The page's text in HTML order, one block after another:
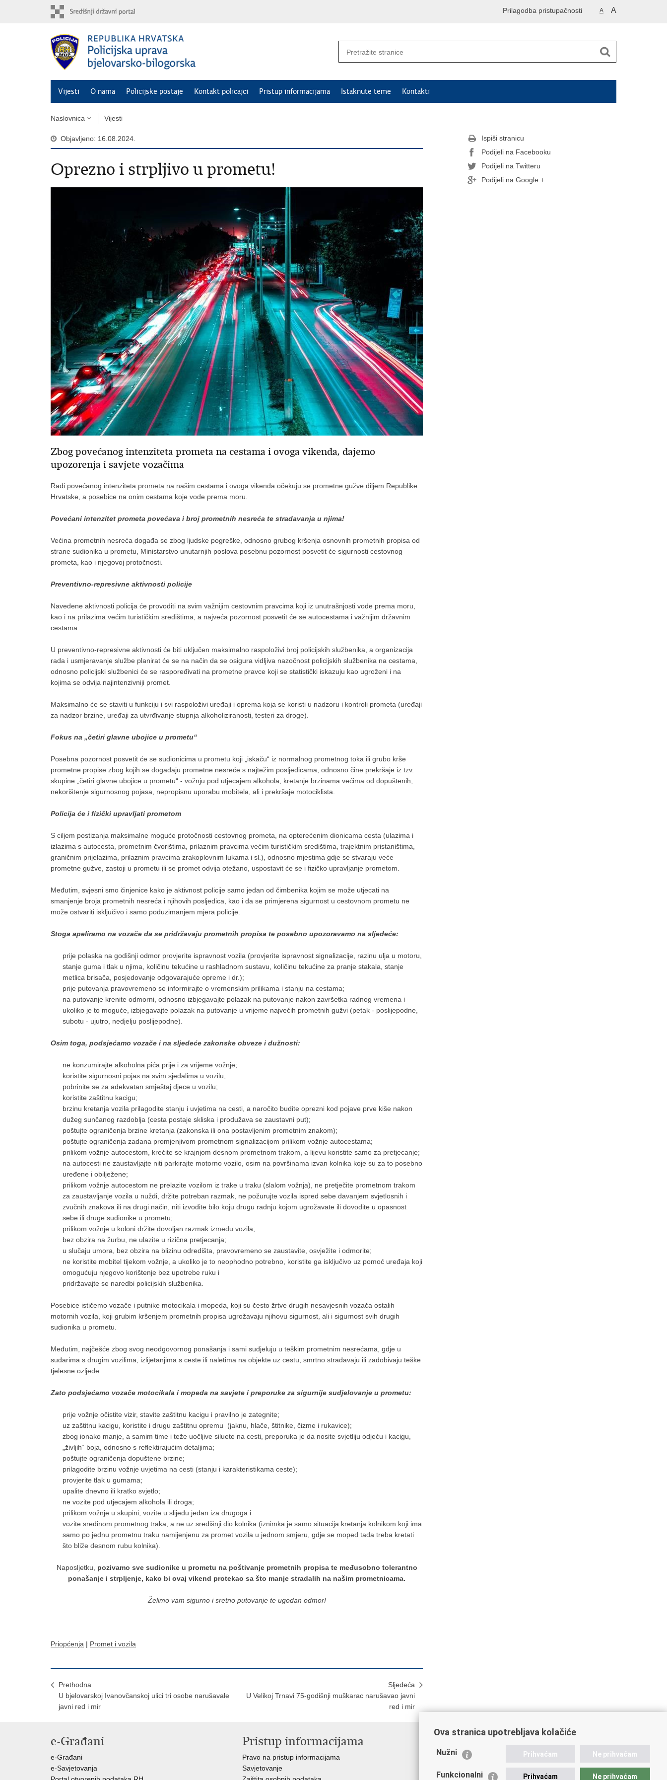
A A
Prilagodba pristupačnosti
Vijesti O nama Policijske postaje Kontakt policajci Pristup informacijama Istaknute teme Kontakti
Naslovnica Vijesti
Objavljeno: 16.08.2024.
Oprezno i strpljivo u prometu!
Zbog povećanog intenziteta prometa na cestama i ovoga vikenda, dajemo
upozorenja i savjete vozačima
Radi povećanog intenziteta prometa na našim cestama i ovoga vikenda očekuju se prometne gužve diljem Republike
Hrvatske, a posebice na onim cestama koje vode prema moru.
Povećani intenzitet prometa povećava i broj prometnih nesreća te stradavanja u njima!
Većina prometnih nesreća događa se zbog ljudske pogreške, odnosno grubog kršenja osnovnih prometnih propisa od
strane sudionika u prometu, Ministarstvo unutarnjih poslova posebnu pozornost posvetit će sigurnosti cestovnog
prometa, kao i njegovoj protočnosti.
Preventivno-represivne aktivnosti policije
Navedene aktivnosti policija će provoditi na svim važnijim cestovnim pravcima koji iz unutrašnjosti vode prema moru,
kao i na prilazima većim turističkim središtima, a najveća pozornost posvetit će se autocestama i važnijim državnim
cestama.
U preventivno-represivne aktivnosti će biti uključen maksimalno raspoloživi broj policijskih službenika, a organizacija
rada i usmjeravanje službe planirat će se na način da se osigura vidljiva nazočnost policijskih službenika na cestama,
odnosno policijski službenici će se raspoređivati na prometne pravce koji se statistički iskazuju kao ugroženi i na
kojima se odvija najintenzivniji promet.
Maksimalno će se staviti u funkciju i svi raspoloživi uređaji i oprema koja se koristi u nadzoru i kontroli prometa (uređaji
za nadzor brzine, uređaji za utvrđivanje stupnja alkoholiziranosti, testeri za droge).
Fokus na „četiri glavne ubojice u prometu“
Posebna pozornost posvetit će se sudionicima u prometu koji „iskaču“ iz normalnog prometnog toka ili grubo krše
prometne propise zbog kojih se događaju prometne nesreće s najtežim posljedicama, odnosno čine prekršaje iz tzv.
skupine „četiri glavne ubojice u prometu“ - vožnju pod utjecajem alkohola, kretanje brzinama većima od dopuštenih,
nekorištenje sigurnosnog pojasa, nepropisnu uporabu mobitela, ali i prekršaje motociklista.
Policija će i fizički upravljati prometom
S ciljem postizanja maksimalne moguće protočnosti cestovnog prometa, na opterećenim dionicama cesta (ulazima i
izlazima s autocesta, prometnim čvorištima, prilaznim pravcima većim turističkim središtima, trajektnim pristaništima,
graničnim prijelazima, prilaznim pravcima zrakoplovnim lukama i sl.), odnosno mjestima gdje se stvaraju veće
prometne gužve, zastoji u prometu ili se promet odvija otežano, uspostavit će se i fizičko upravljanje prometom.
Međutim, svjesni smo činjenice kako je aktivnost policije samo jedan od čimbenika kojim se može utjecati na
smanjenje broja prometnih nesreća i njihovih posljedica, kao i da se primjerena sigurnost u cestovnom prometu ne
može ostvariti isključivo i samo poduzimanjem mjera policije.
Stoga apeliramo na vozače da se pridržavaju prometnih propisa te posebno upozoravamo na sljedeće:
prije polaska na godišnji odmor provjerite ispravnost vozila (provjerite ispravnost signalizacije, razinu ulja u motoru,
stanje guma i tlak u njima, količinu tekućine u rashladnom sustavu, količinu tekućine za pranje stakala, stanje
metlica brisača, posjedovanje odgovarajuće opreme i dr.);
prije putovanja pravovremeno se informirajte o vremenskim prilikama i stanju na cestama;
na putovanje krenite odmorni, odnosno izbjegavajte polazak na putovanje nakon završetka radnog vremena i
ukoliko je to moguće, izbjegavajte polazak na putovanje u vrijeme najvećih prometnih gužvi (petak - poslijepodne,
subotu - ujutro, nedjelju poslijepodne).
Osim toga, podsjećamo vozače i na sljedeće zakonske obveze i dužnosti:
ne konzumirajte alkoholna pića prije i za vrijeme vožnje;
koristite sigurnosni pojas na svim sjedalima u vozilu;
pobrinite se za adekvatan smještaj djece u vozilu;
koristite zaštitnu kacigu;
brzinu kretanja vozila prilagodite stanju i uvjetima na cesti, a naročito budite oprezni kod pojave prve kiše nakon
dužeg sunčanog razdoblja (cesta postaje skliska i produžava se zaustavni put);
poštujte ograničenja brzine kretanja (zakonska ili ona postavljenim prometnim znakom);
poštujte ograničenja zadana promjenjivom prometnom signalizacijom prilikom vožnje autocestama;
prilikom vožnje autocestom, krećite se krajnjom desnom prometnom trakom, a lijevu koristite samo za pretjecanje;
na autocesti ne zaustavljajte niti parkirajte motorno vozilo, osim na površinama izvan kolnika koje su za to posebno
uređene i obilježene;
prilikom vožnje autocestom ne prelazite vozilom iz trake u traku (slalom vožnja), ne pretječite prometnom trakom
za zaustavljanje vozila u nuždi, držite potreban razmak, ne požurujte vozila ispred sebe davanjem svjetlosnih i
zvučnih znakova ili na drugi način, niti izvodite bilo koju drugu radnju kojom ugrožavate ili dovodite u opasnost
sebe ili druge sudionike u prometu;
prilikom vožnje u koloni držite dovoljan razmak između vozila;
bez obzira na žurbu, ne ulazite u rizična pretjecanja;
u slučaju umora, bez obzira na blizinu odredišta, pravovremeno se zaustavite, osvježite i odmorite;
ne koristite mobitel tijekom vožnje, a ukoliko je to neophodno potrebno, koristite ga isključivo uz pomoć uređaja koji
omogućuju njegovo korištenje bez upotrebe ruku i
pridržavajte se naredbi policijskih službenika.
Posebice ističemo vozače i putnike motocikala i mopeda, koji su često žrtve drugih nesavjesnih vozača ostalih
motornih vozila, koji grubim kršenjem prometnih propisa ugrožavaju njihovu sigurnost, ali i sigurnost svih drugih
sudionika u prometu.
Međutim, najčešće zbog svog neodgovornog ponašanja i sami sudjeluju u teškim prometnim nesrećama, gdje u
sudarima s drugim vozilima, izlijetanjima s ceste ili naletima na objekte uz cestu, smrtno stradavaju ili zadobivaju teške
tjelesne ozljede.
Zato podsjećamo vozače motocikala i mopeda na savjete i preporuke za sigurnije sudjelovanje u prometu:
prije vožnje očistite vizir, stavite zaštitnu kacigu i pravilno je zategnite;
uz zaštitnu kacigu, koristite i drugu zaštitnu opremu (jaknu, hlače, štitnike, čizme i rukavice);
zbog ionako manje, a samim time i teže uočljive siluete na cesti, preporuka je da nosite svjetliju odjeću i kacigu,
„življih“ boja, odnosno s reflektirajućim detaljima;
poštujte ograničenja dopuštene brzine;
prilagodite brzinu vožnje uvjetima na cesti (stanju i karakteristikama ceste);
provjerite tlak u gumama;
upalite dnevno ili kratko svjetlo;
ne vozite pod utjecajem alkohola ili droga;
prilikom vožnje u skupini, vozite u slijedu jedan iza drugoga i
vozite sredinom prometnog traka, a ne uz središnji dio kolnika (iznimka je samo situacija kretanja kolnikom koji ima
samo po jednu prometnu traku namijenjenu za promet vozila u jednom smjeru, gdje se moped tada treba kretati
što bliže desnom rubu kolnika).
Naposljetku, pozivamo sve sudionike u prometu na poštivanje prometnih propisa te međusobno tolerantno
ponašanje i strpljenje, kako bi ovaj vikend protekao sa što manje stradalih na našim prometnicama.
Želimo vam sigurno i sretno putovanje te ugodan odmor!
Priopćenja | Promet i vozila
Prethodna
U bjelovarskoj Ivanovčanskoj ulici tri osobe narušavale
javni red i mir
Sljedeća
U Velikoj Trnavi 75-godišnji muškarac narušavao javni
red i mir
Ispiši stranicu
Podijeli na Facebooku
Podijeli na Twitteru
Podijeli na Google +
e-Građani
e-Građani
e-Savjetovanja
Pristup informacijama
Pravo na pristup informacijama
Savjetovanje
Važne poveznice
Ministarstvo unutarnjih poslova
Ova stranica upotrebljava kolačiće
Nužni Prihvaćam Ne prihvaćam
Funkcionalni Prihvaćam Ne prihvaćam